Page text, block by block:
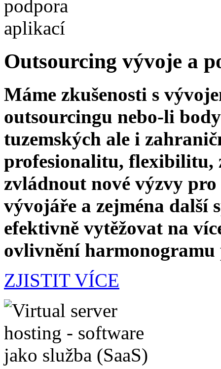
Outsourcing vývoje a
Máme zkušenosti s
outsourcingu nebo-li
tuzemských ale i
profesionalitu, flexibilitu,
zvládnout nové výzvy
vývojáře a zejména další
efektivně vytěžovat na
ovlivnění
ZJISTIT VÍCE